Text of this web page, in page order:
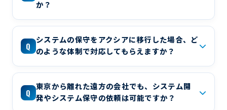
か？
Q
システムの保守をアクシアに移行した場合、ど
のような体制で対応してもらえますか？
Q
東京から離れた遠方の会社でも、システム開
発やシステム保守の依頼は可能ですか？